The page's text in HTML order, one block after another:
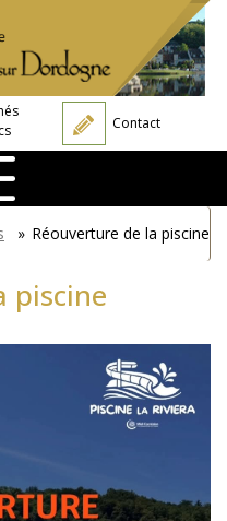
Contact
» Réouverture de la piscine
piscine